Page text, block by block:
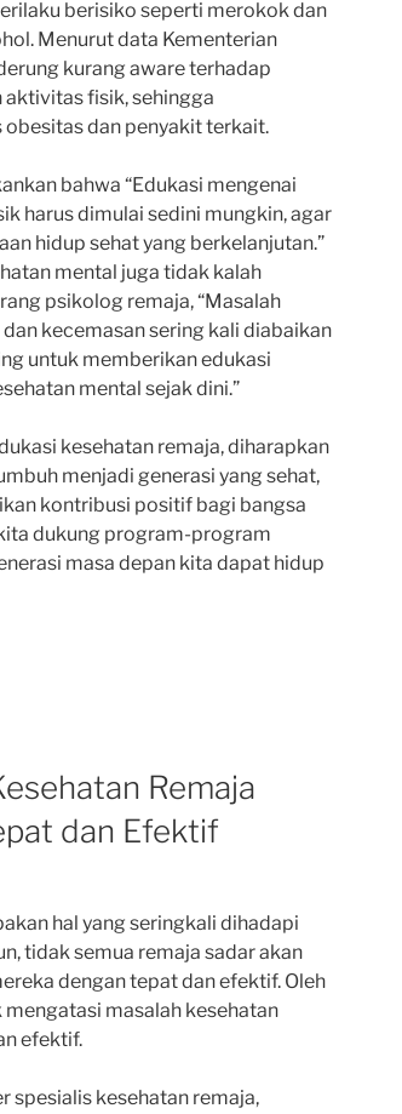
berisiko seperti merokok dan
Menurut data Kementerian
kurang aware terhadap
aktivitas fisik, sehingga
dan penyakit terkait.
bahwa “Edukasi mengenai
harus dimulai sedini mungkin, agar
hidup sehat yang berkelanjutan.”
mental juga tidak kalah
psikolog remaja, “Masalah
kecemasan sering kali diabaikan
untuk memberikan edukasi
mental sejak dini.”
kesehatan remaja, diharapkan
menjadi generasi yang sehat,
kontribusi positif bagi bangsa
dukung program-program
masa depan kita dapat hidup
Remaja
dan Efektif
hal yang seringkali dihadapi
tidak semua remaja sadar akan
dengan tepat dan efektif. Oleh
masalah kesehatan
efektif.
spesialis kesehatan remaja,